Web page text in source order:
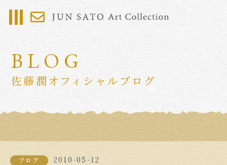
BLOG
佐藤潤オフィシャルブログ
ブログ 2010-05-12